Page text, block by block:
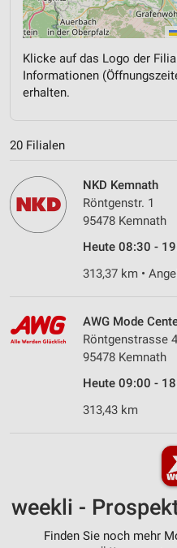
Klicke auf das Logo der
Informationen
erhalten.
20 Filialen
NKD Kemnath
Röntgenstr. 1
95478 Kemnath
Heute 08:30 -
313,37 km •
AWG Mode
Röntgenstrasse
95478 Kemnath
Heute 09:00 -
313,43 km
weekli -
Finden Sie noch mehr